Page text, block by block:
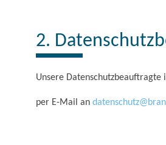
2.
Unsere
per E-Mail an